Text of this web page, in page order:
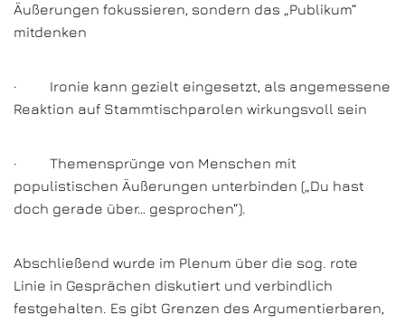
Äußerungen fokussieren, sondern das „Publikum“
mitdenken
· Ironie kann gezielt eingesetzt, als angemessene
Reaktion auf Stammtischparolen wirkungsvoll sein
· Themensprünge von Menschen mit
populistischen Äußerungen unterbinden („Du hast
doch gerade über… gesprochen“).
Abschließend wurde im Plenum über die sog. rote
Linie in Gesprächen diskutiert und verbindlich
festgehalten. Es gibt Grenzen des Argumentierbaren,